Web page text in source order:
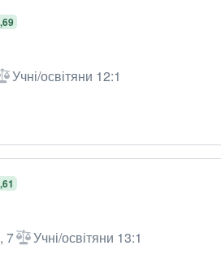
Учні/освітяни 12:1
7 Учні/освітяни 13:1